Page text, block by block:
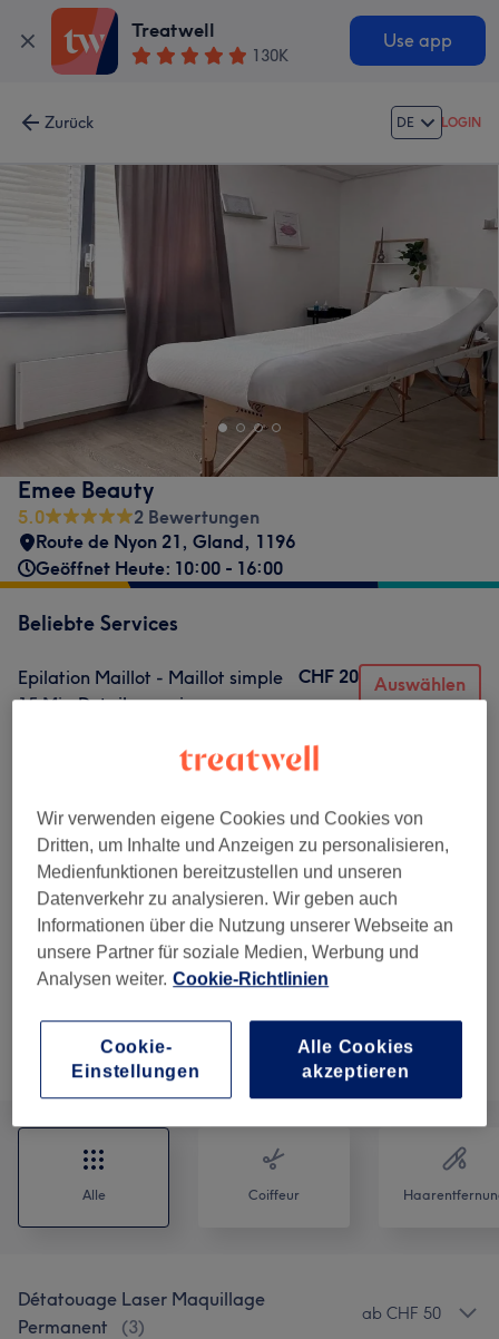
Treatwell
130K
Use app
Zurück DE LOGIN
Emee Beauty
5.0
2 Bewertungen
Route de Nyon 21, Gland, 1196
Geöffnet Heute: 10:00 - 16:00
Beliebte Services
Epilation Maillot - Maillot simple
15 Min.Details anzeigen
CHF 20 Auswählen
Details anzeigen
CHF 20
Epilation Bras - Avants-bras
15 Min.Details anzeigen
CHF 25 Auswählen
Epilation Jambes - 1/2 jambes
30 Min.Details anzeigen
CHF 30 Auswählen
Epilation Maillot - Maillot
échancré
CHF 35 Auswählen
Alle Services
Alle Coiffeur
Détatouage Laser Maquillage
Permanent
(3)
ab CHF 50
Wir verwenden eigene Cookies und Cookies von
Dritten, um Inhalte und Anzeigen zu personalisieren,
Medienfunktionen bereitzustellen und unseren
Datenverkehr zu analysieren. Wir geben auch
Informationen über die Nutzung unserer Webseite an
unsere Partner für soziale Medien, Werbung und
Analysen weiter. Cookie-Richtlinien
Alle Cookies
akzeptieren
Cookie-
Einstellungen